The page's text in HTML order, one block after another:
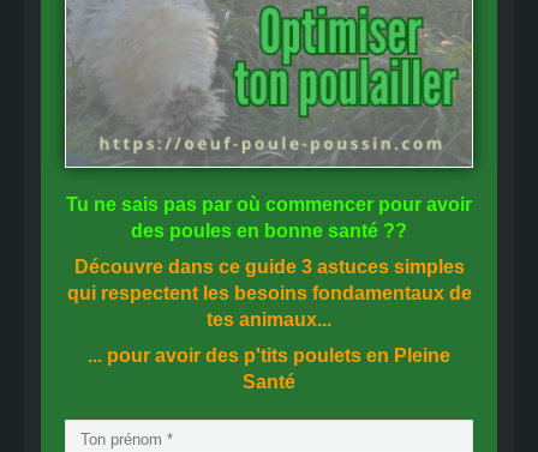
Tu ne sais pas par où commencer pour avoir
des poules en bonne santé ??
Découvre dans ce guide 3 astuces simples
qui respectent les besoins fondamentaux de
tes animaux...
... pour avoir des p'tits poulets en Pleine
Santé